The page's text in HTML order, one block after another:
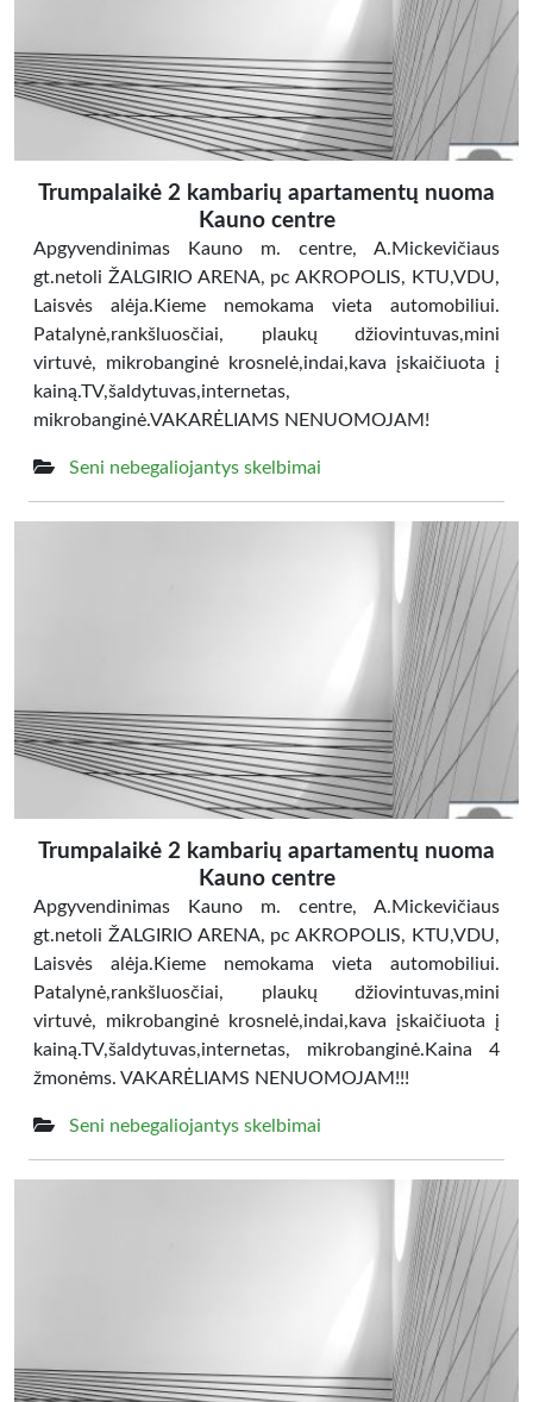
Trumpalaikė 2 kambarių apartamentų nuoma
Kauno centre
Apgyvendinimas Kauno m. centre, A.Mickevičiaus
gt.netoli ŽALGIRIO ARENA, pc AKROPOLIS, KTU,VDU,
Laisvės alėja.Kieme nemokama vieta automobiliui.
Patalynė,rankšluosčiai, plaukų džiovintuvas,mini
virtuvė, mikrobanginė krosnelė,indai,kava įskaičiuota į
kainą.TV,šaldytuvas,internetas,
mikrobanginė.VAKARĖLIAMS NENUOMOJAM!
Seni nebegaliojantys skelbimai
Trumpalaikė 2 kambarių apartamentų nuoma
Kauno centre
Apgyvendinimas Kauno m. centre, A.Mickevičiaus
gt.netoli ŽALGIRIO ARENA, pc AKROPOLIS, KTU,VDU,
Laisvės alėja.Kieme nemokama vieta automobiliui.
Patalynė,rankšluosčiai, plaukų džiovintuvas,mini
virtuvė, mikrobanginė krosnelė,indai,kava įskaičiuota į
kainą.TV,šaldytuvas,internetas, mikrobanginė.Kaina 4
žmonėms. VAKARĖLIAMS NENUOMOJAM!!!
Seni nebegaliojantys skelbimai